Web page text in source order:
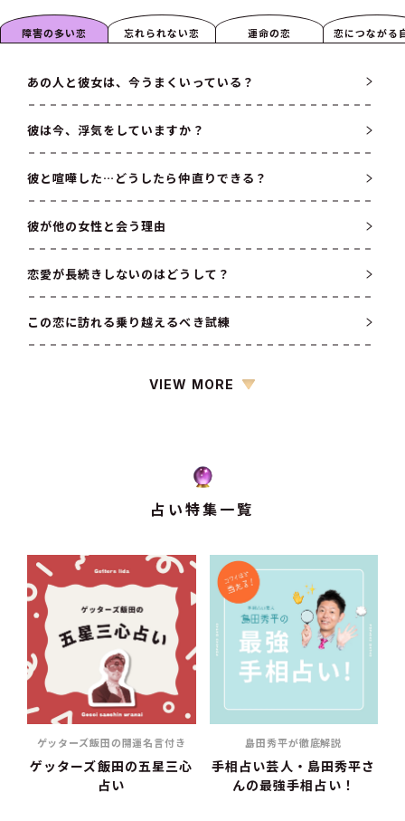
障害の多い恋 忘れられない恋 運命の恋
恋につながる
あの人と彼女は、今うまくいっている？
彼は今、浮気をしていますか？
彼と喧嘩した…どうしたら仲直りできる？
彼が他の女性と会う理由
恋愛が長続きしないのはどうして？
この恋に訪れる乗り越えるべき試練
VIEW MORE
占い特集一覧
ゲッターズ飯田の開運名言付き
ゲッターズ飯田の五星三心
占い
島田秀平が徹底解説
手相占い芸人・島田秀平さ
んの最強手相占い！